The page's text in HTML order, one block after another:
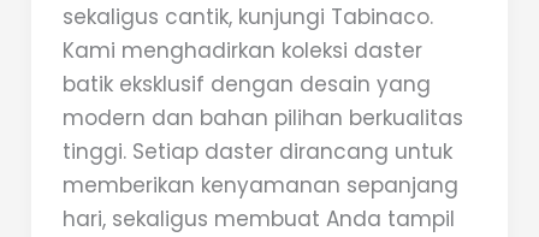
sekaligus cantik, kunjungi Tabinaco.
Kami menghadirkan koleksi daster
batik eksklusif dengan desain yang
modern dan bahan pilihan berkualitas
tinggi. Setiap daster dirancang untuk
memberikan kenyamanan sepanjang
hari, sekaligus membuat Anda tampil